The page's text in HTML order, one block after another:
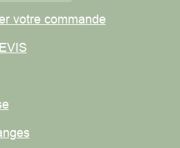
votre commande